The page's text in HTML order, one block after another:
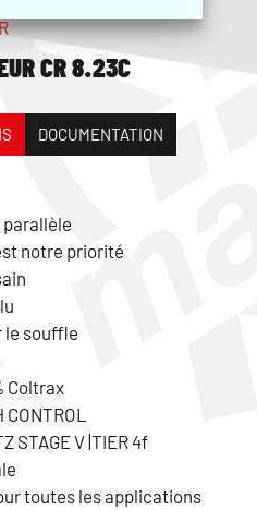
CR 8.23C
DOCUMENTATION
notre priorité
le souffle
Coltrax
STAGE V |TIER 4f
toutes les applications